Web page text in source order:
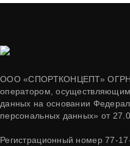
ООО «СПОРТКОНЦЕПТ» ОГРН
оператором,
данных на основании
персональных данных» от
Регистрационный номер 77-